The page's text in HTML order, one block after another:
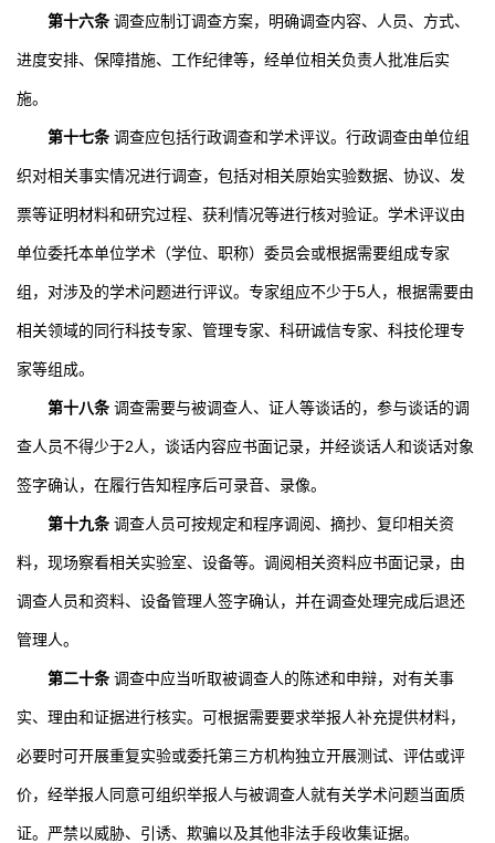
第十六条 调查应制订调查方案，明确调查内容、人员、方式、
进度安排、保障措施、工作纪律等，经单位相关负责人批准后实
施。
第十七条 调查应包括行政调查和学术评议。行政调查由单位组
织对相关事实情况进行调查，包括对相关原始实验数据、协议、发
票等证明材料和研究过程、获利情况等进行核对验证。学术评议由
单位委托本单位学术（学位、职称）委员会或根据需要组成专家
组，对涉及的学术问题进行评议。专家组应不少于5人，根据需要由
相关领域的同行科技专家、管理专家、科研诚信专家、科技伦理专
家等组成。
第十八条 调查需要与被调查人、证人等谈话的，参与谈话的调
查人员不得少于2人，谈话内容应书面记录，并经谈话人和谈话对象
签字确认，在履行告知程序后可录音、录像。
第十九条 调查人员可按规定和程序调阅、摘抄、复印相关资
料，现场察看相关实验室、设备等。调阅相关资料应书面记录，由
调查人员和资料、设备管理人签字确认，并在调查处理完成后退还
管理人。
第二十条 调查中应当听取被调查人的陈述和申辩，对有关事
实、理由和证据进行核实。可根据需要要求举报人补充提供材料，
必要时可开展重复实验或委托第三方机构独立开展测试、评估或评
价，经举报人同意可组织举报人与被调查人就有关学术问题当面质
证。严禁以威胁、引诱、欺骗以及其他非法手段收集证据。